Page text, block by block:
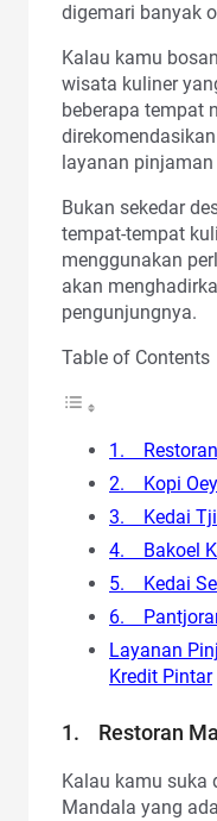
digemari banyak
Kalau kamu
wisata kuliner
beberapa tempat
direkomendasikan
layanan
Bukan sekedar
tempat-tempat
menggunakan
akan
pengunjungnya.
Table of Contents
1.
2. Kopi
3. Kedai
4. Bakoel
5. Kedai
6.
Layanan
Kredit Pintar
1. Restoran
Kalau kamu suka
Mandala yang